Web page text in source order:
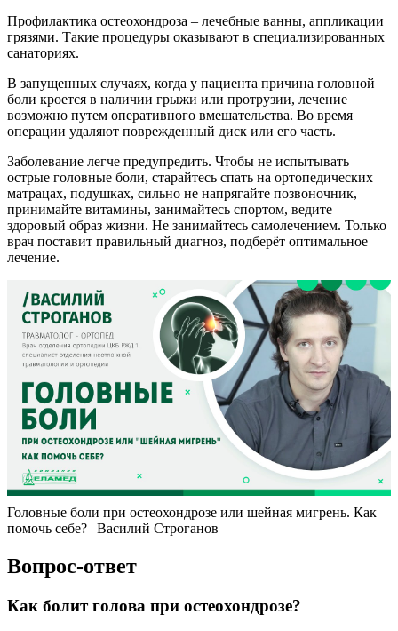
Профилактика остеохондроза – лечебные ванны, аппликации
грязями. Такие процедуры оказывают в специализированных
санаториях.
В запущенных случаях, когда у пациента причина головной
боли кроется в наличии грыжи или протрузии, лечение
возможно путем оперативного вмешательства. Во время
операции удаляют поврежденный диск или его часть.
Заболевание легче предупредить. Чтобы не испытывать
острые головные боли, старайтесь спать на ортопедических
матрацах, подушках, сильно не напрягайте позвоночник,
принимайте витамины, занимайтесь спортом, ведите
здоровый образ жизни. Не занимайтесь самолечением. Только
врач поставит правильный диагноз, подберёт оптимальное
лечение.
Головные боли при остеохондрозе или шейная мигрень. Как
помочь себе? | Василий Строганов
Вопрос-ответ
Как болит голова при остеохондрозе?